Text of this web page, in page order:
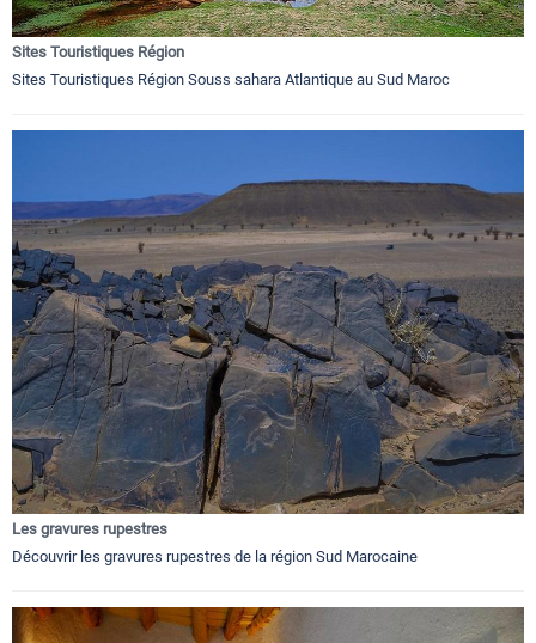
Sites Touristiques Région
Sites Touristiques Région Souss sahara Atlantique au Sud Maroc
Les gravures rupestres
Découvrir les gravures rupestres de la région Sud Marocaine